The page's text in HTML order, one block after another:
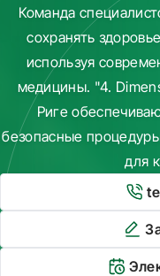
Команда
сохранять
используя
медицины. "4.
Риге
безопасные
для